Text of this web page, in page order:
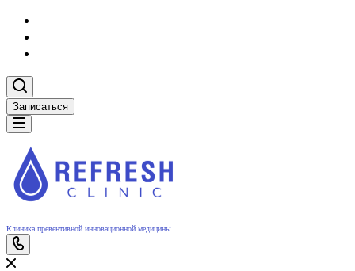
Записаться
Клиника превентивной инновационной медицины